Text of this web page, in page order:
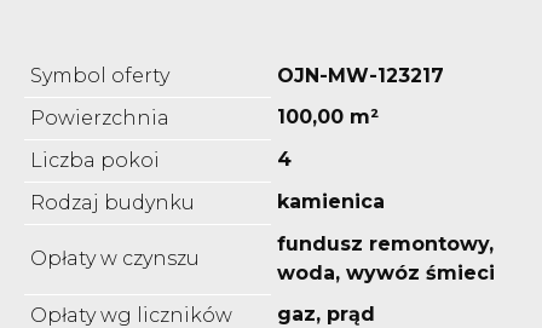
Symbol oferty
OJN-MW-123217
Powierzchnia
100,00 m²
Liczba pokoi
4
Rodzaj budynku
kamienica
Opłaty w czynszu
fundusz remontowy,
woda, wywóz śmieci
Opłaty wg liczników
gaz, prąd